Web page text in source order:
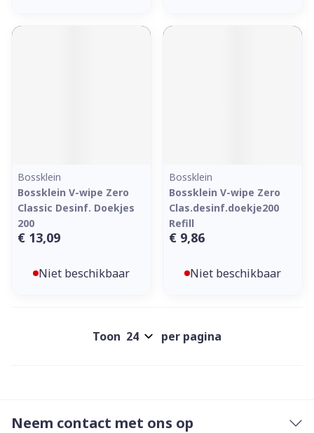
Bossklein
Bossklein V-wipe Zero
Classic Desinf. Doekjes
200
€ 13,09
Niet beschikbaar
Bossklein
Bossklein V-wipe Zero
Clas.desinf.doekje200
Refill
€ 9,86
Niet beschikbaar
Toon per pagina
Neem contact met ons op